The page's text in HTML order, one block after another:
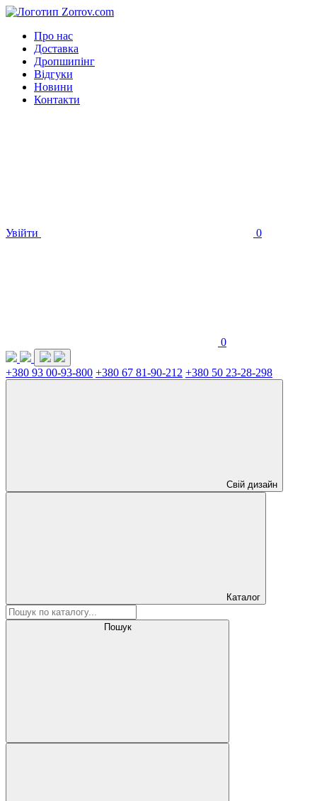
Про нас
Доставка
Дропшипінг
Відгуки
Новини
Контакти
Увійти 0
0
+380 93 00-93-800 +380 67 81-90-212 +380 50 23-28-298
Свій дизайн
Каталог
Пошук